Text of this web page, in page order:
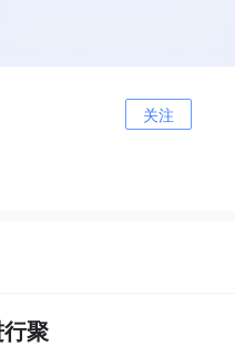
关注
聚